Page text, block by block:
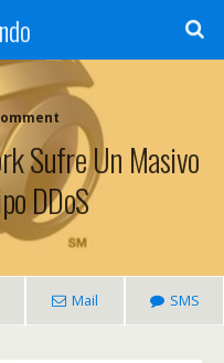
Sufre Un Masivo
DDoS
Mail SMS